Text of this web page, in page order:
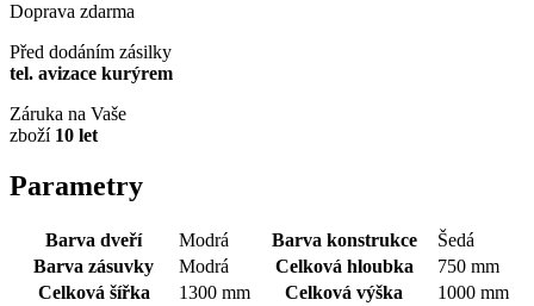
Doprava zdarma
Před dodáním zásilky
tel. avizace kurýrem
Záruka na Vaše
zboží 10 let
Parametry
Barva dveří Modrá Barva konstrukce
Šedá
Barva zásuvky
Modrá Celková hloubka
750 mm
Celková šířka
1300 mm Celková výška
1000 mm